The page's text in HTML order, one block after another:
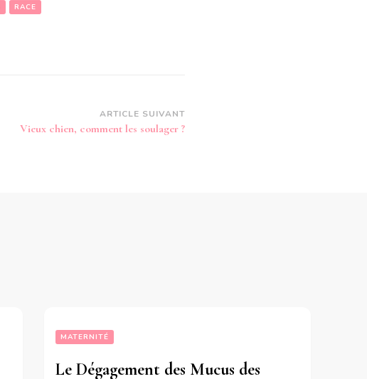
RACE
ARTICLE SUIVANT
Vieux chien, comment les soulager ?
MATERNITÉ
Le Dégagement des Mucus des